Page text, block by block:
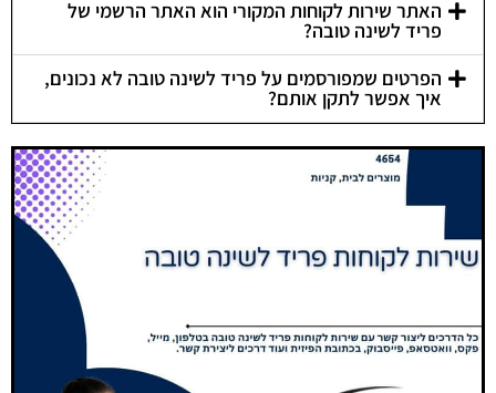
האתר שירות לקוחות המקורי הוא האתר הרשמי של
פריד לשינה טובה?
הפרטים שמפורסמים על פריד לשינה טובה לא נכונים,
איך אפשר לתקן אותם?